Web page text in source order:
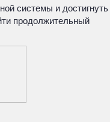
системы и достигнуть
продолжительный